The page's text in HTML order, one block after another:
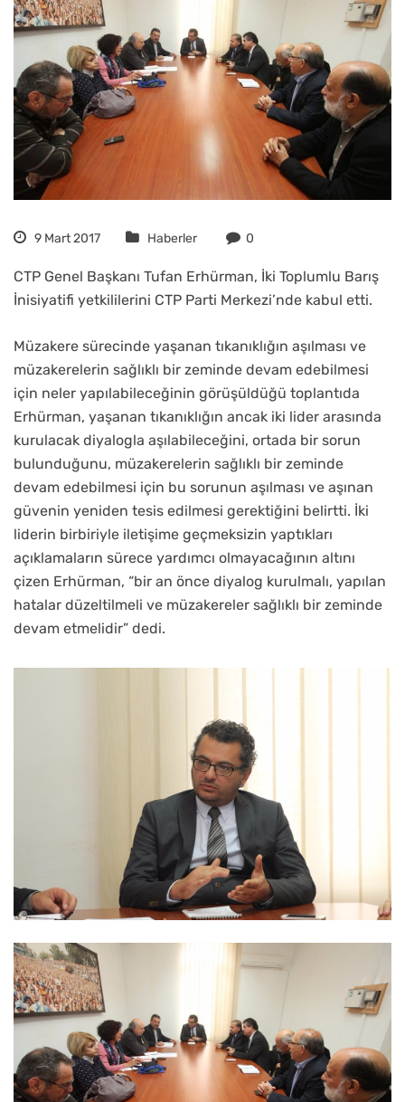
9 Mart 2017 Haberler 0
CTP Genel Başkanı Tufan Erhürman, İki Toplumlu Barış
İnisiyatifi yetkililerini CTP Parti Merkezi’nde kabul etti.
Müzakere sürecinde yaşanan tıkanıklığın aşılması ve
müzakerelerin sağlıklı bir zeminde devam edebilmesi
için neler yapılabileceğinin görüşüldüğü toplantıda
Erhürman, yaşanan tıkanıklığın ancak iki lider arasında
kurulacak diyalogla aşılabileceğini, ortada bir sorun
bulunduğunu, müzakerelerin sağlıklı bir zeminde
devam edebilmesi için bu sorunun aşılması ve aşınan
güvenin yeniden tesis edilmesi gerektiğini belirtti. İki
liderin birbiriyle iletişime geçmeksizin yaptıkları
açıklamaların sürece yardımcı olmayacağının altını
çizen Erhürman, “bir an önce diyalog kurulmalı, yapılan
hatalar düzeltilmeli ve müzakereler sağlıklı bir zeminde
devam etmelidir” dedi.